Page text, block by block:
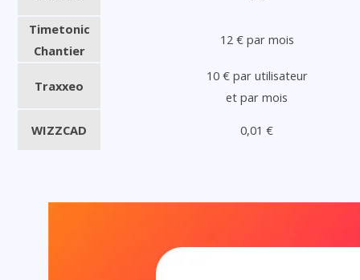
Timetonic
Chantier
12 € par mois
Traxxeo
10 € par utilisateur
et par mois
WIZZCAD 0,01 €